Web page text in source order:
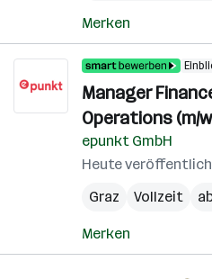
Merken
Manager
Operations (m/
epunkt GmbH
Heute
Graz
Vollzeit
Merken